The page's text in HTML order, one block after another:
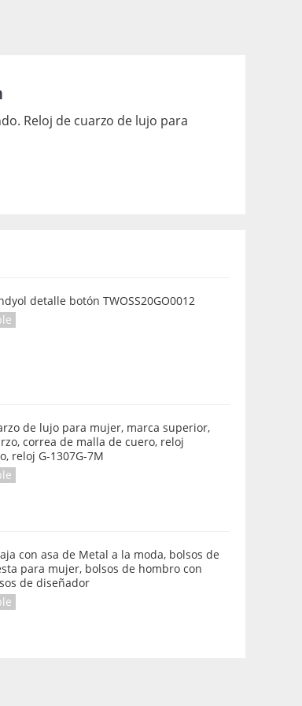
Reloj de cuarzo de lujo para
detalle botón TWOSS20GO0012
de lujo para mujer, marca superior,
correa de malla de cuero, reloj
reloj G-1307G-7M
con asa de Metal a la moda, bolsos de
para mujer, bolsos de hombro con
de diseñador